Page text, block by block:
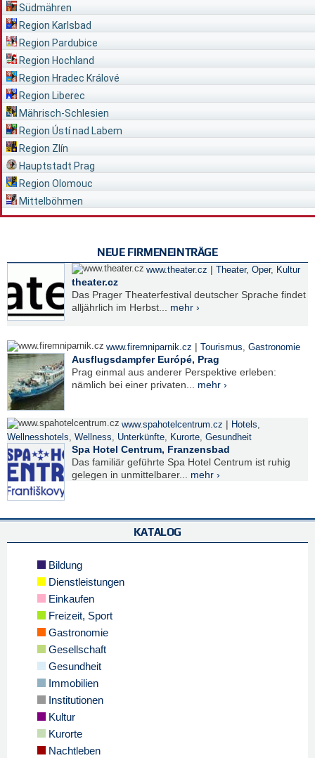
Südmähren
Region Karlsbad
Region Pardubice
Region Hochland
Region Hradec Králové
Region Liberec
Mährisch-Schlesien
Region Ústí nad Labem
Region Zlín
Hauptstadt Prag
Region Olomouc
Mittelböhmen
NEUE FIRMENEINTRÄGE
www.theater.cz | Theater, Oper, Kultur
theater.cz
Das Prager Theaterfestival deutscher Sprache findet
alljährlich im Herbst... mehr ›
www.firemniparnik.cz | Tourismus, Gastronomie
Ausflugsdampfer Európé, Prag
Prag einmal aus anderer Perspektive erleben:
nämlich bei einer privaten... mehr ›
www.spahotelcentrum.cz | Hotels,
Wellnesshotels, Wellness, Unterkünfte, Kurorte, Gesundheit
Spa Hotel Centrum, Franzensbad
Das familiär geführte Spa Hotel Centrum ist ruhig
gelegen in unmittelbarer... mehr ›
KATALOG
Bildung
Dienstleistungen
Einkaufen
Freizeit, Sport
Gastronomie
Gesellschaft
Gesundheit
Immobilien
Institutionen
Kultur
Kurorte
Nachtleben